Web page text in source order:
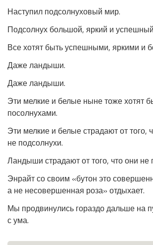
Наступил подсолнуховый мир.
Подсолнух большой, яркий и
Все хотят быть успешными, яркими и
Даже ландыши.
Даже ландыши.
Эти мелкие и белые ныне тоже хотят
посолнухами.
Эти мелкие и белые страдают от того,
не подсолнухи.
Ландыши страдают от того, что они не
Энрайт со своим «бутон это
а не несовершенная роза» отдыхает.
Мы продвинулись гораздо дальше на
с ума.